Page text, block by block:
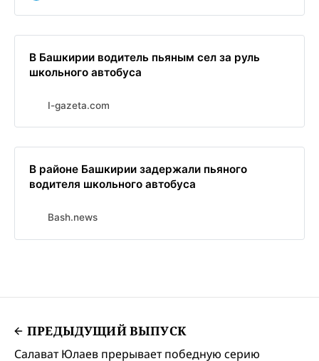
В Башкирии водитель пьяным сел за руль
школьного автобуса
I-gazeta.com
В районе Башкирии задержали пьяного
водителя школьного автобуса
Bash.news
ПРЕДЫДУЩИЙ ВЫПУСК
Салават Юлаев прерывает победную серию